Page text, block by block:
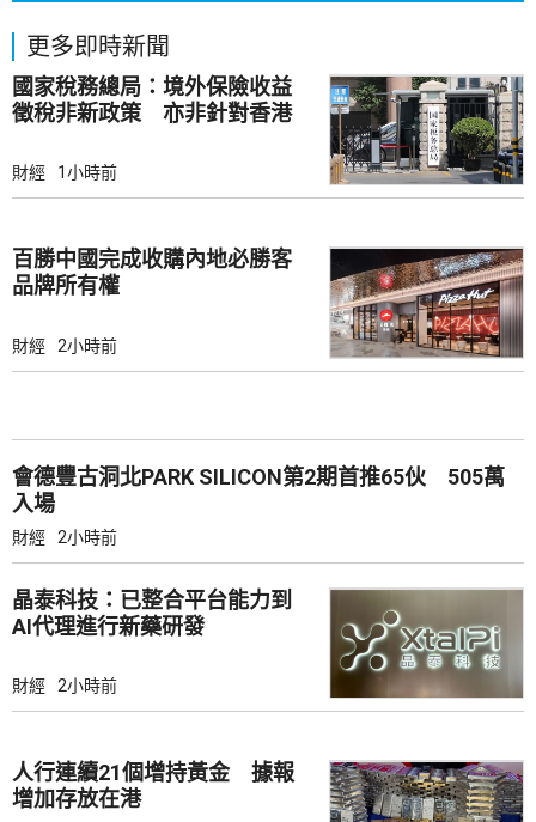
更多即時新聞
國家稅務總局：境外保險收益
徵稅非新政策 亦非針對香港
財經 1小時前
百勝中國完成收購內地必勝客
品牌所有權
財經 2小時前
會德豐古洞北PARK SILICON第2期首推65伙 505萬
入場
財經 2小時前
晶泰科技：已整合平台能力到
AI代理進行新藥研發
財經 2小時前
人行連續21個增持黃金 據報
增加存放在港